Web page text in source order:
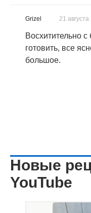
Grizel 21
Восхитительно
готовить, все
большое.
Новые
YouTube